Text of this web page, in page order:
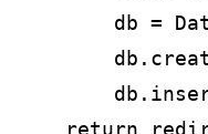
db =
return